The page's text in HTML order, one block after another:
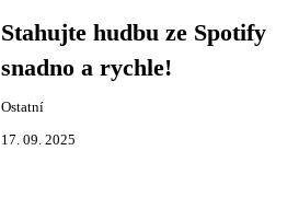
Stahujte hudbu ze Spotify
snadno a rychle!
Ostatní
17. 09. 2025